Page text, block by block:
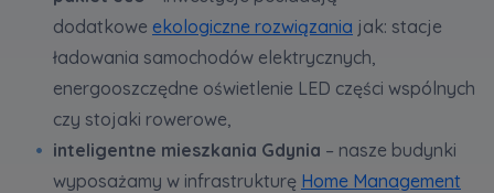
świadczonych za pośrednictwem strony oraz
wyjaśnienia okoliczności niedozwolonego
korzystania z Serwisu, a także w celach
marketingowych, które wynikają z prawnie
uzasadnionych interesów realizowanych przez
Administratora.
dodatkowe ekologiczne rozwiązania jak: stacje
ładowania samochodów elektrycznych,
energooszczędne oświetlenie LED części wspólnych
czy stojaki rowerowe,
inteligentne mieszkania Gdynia – nasze budynki
wyposażamy w infrastrukturę Home Management